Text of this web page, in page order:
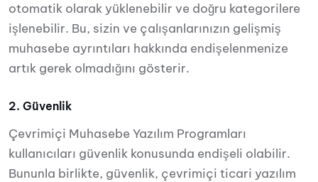
otomatik olarak yüklenebilir ve doğru kategorilere
işlenebilir. Bu, sizin ve çalışanlarınızın gelişmiş
muhasebe ayrıntıları hakkında endişelenmenize
artık gerek olmadığını gösterir.
2. Güvenlik
Çevrimiçi Muhasebe Yazılım Programları
kullanıcıları güvenlik konusunda endişeli olabilir.
Bununla birlikte, güvenlik, çevrimiçi ticari yazılım